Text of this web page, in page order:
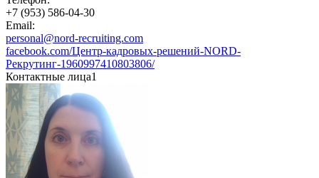
+7 (953) 586-04-30
Email:
personal@nord-recruiting.com
facebook.com/Центр-кадровых-решений-NORD-
Рекрутинг-1960997410803806/
Контактные лица1